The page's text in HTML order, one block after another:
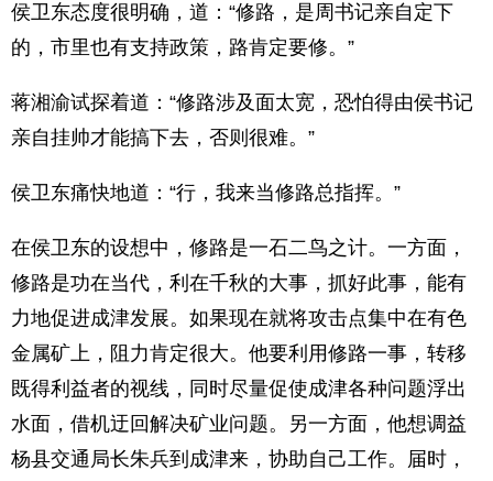
侯卫东态度很明确，道：“修路，是周书记亲自定下
的，市里也有支持政策，路肯定要修。”
蒋湘渝试探着道：“修路涉及面太宽，恐怕得由侯书记
亲自挂帅才能搞下去，否则很难。”
侯卫东痛快地道：“行，我来当修路总指挥。”
在侯卫东的设想中，修路是一石二鸟之计。一方面，
修路是功在当代，利在千秋的大事，抓好此事，能有
力地促进成津发展。如果现在就将攻击点集中在有色
金属矿上，阻力肯定很大。他要利用修路一事，转移
既得利益者的视线，同时尽量促使成津各种问题浮出
水面，借机迂回解决矿业问题。另一方面，他想调益
杨县交通局长朱兵到成津来，协助自己工作。届时，